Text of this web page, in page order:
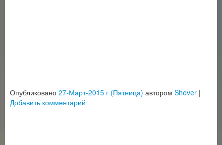
Опубликовано 27-Март-2015 г (Пятница) автором Shover |
Добавить комментарий